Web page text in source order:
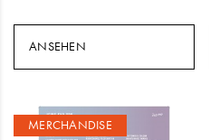
ANSEHEN
MERCHANDISE